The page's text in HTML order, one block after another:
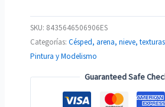
SKU: 8435646506906ES
Categorías:Césped, arena, nieve, texturas
Pintura y Modelismo
Guaranteed Safe